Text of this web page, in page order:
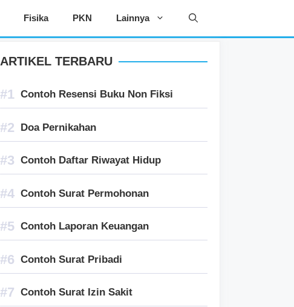
Fisika PKN Lainnya
ARTIKEL TERBARU
Contoh Resensi Buku Non Fiksi
Doa Pernikahan
Contoh Daftar Riwayat Hidup
Contoh Surat Permohonan
Contoh Laporan Keuangan
Contoh Surat Pribadi
Contoh Surat Izin Sakit